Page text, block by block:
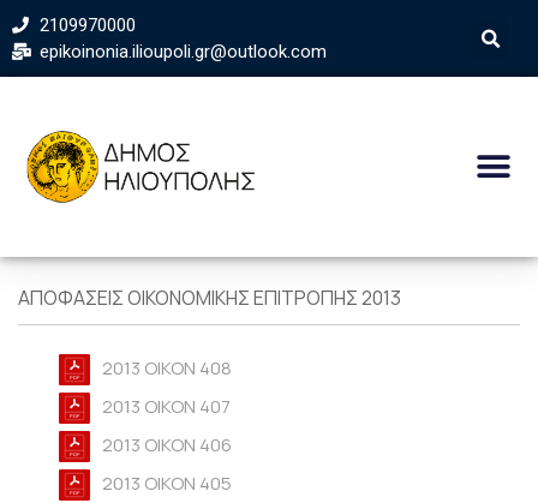
2109970000
epikoinonia.ilioupoli.gr@outlook.com
ΑΠΟΦΑΣΕΙΣ ΟΙΚΟΝΟΜΙΚΗΣ ΕΠΙΤΡΟΠΗΣ 2013
2013 OIKON 408
2013 OIKON 407
2013 OIKON 406
2013 OIKON 405